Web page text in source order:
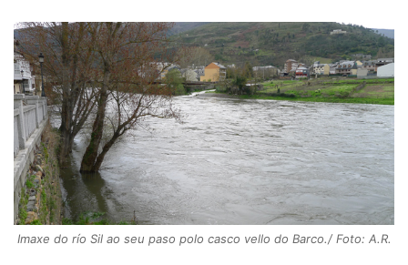
Imaxe do río Sil ao seu paso polo casco vello do Barco./ Foto: A.R.